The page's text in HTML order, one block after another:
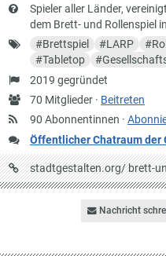
Kurzbeschreibung
Spieler aller Länder,
dem Brett- und Rollenspiel
Schlagworte
#Brettspiel #LARP #
#Tabletop #
Gründung
2019 gegründet
Anzahl
Mitglieder
70 Mitglieder · Beitreten
90 Abonnentinnen ·
Öffentlicher Chatraum der
URL
auf
stadtgestalten.org/ brett-
Nachricht